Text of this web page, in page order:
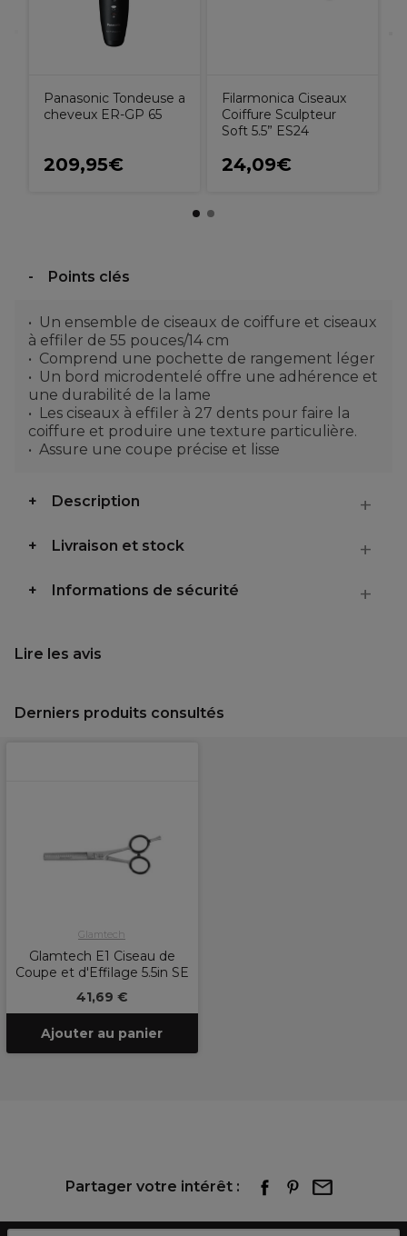
Panasonic Tondeuse a
cheveux ER-GP 65
209,95€
Filarmonica Ciseaux
Coiffure Sculpteur
Soft 5.5” ES24
24,09€
Points clés
Un ensemble de ciseaux de coiffure et ciseaux
à effiler de 55 pouces/14 cm
Comprend une pochette de rangement léger
Un bord microdentelé offre une adhérence et
une durabilité de la lame
Les ciseaux à effiler à 27 dents pour faire la
coiffure et produire une texture particulière.
Assure une coupe précise et lisse
Description
Livraison et stock
Informations de sécurité
Lire les avis
Derniers produits consultés
Glamtech
Glamtech E1 Ciseau de
Coupe et d'Effilage 5.5in SE
41,69 €
Ajouter au panier
Partager votre intérêt :